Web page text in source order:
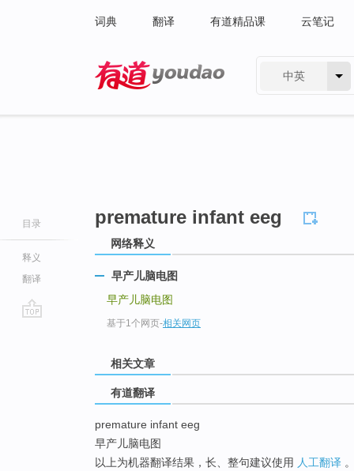
词典 翻译 有道精品课 云笔记
中英
目录
释义
翻译
premature infant eeg
网络释义
早产儿脑电图
早产儿脑电图
基于1个网页-相关网页
相关文章
有道翻译
premature infant eeg
早产儿脑电图
以上为机器翻译结果，长、整句建议使用 人工翻译